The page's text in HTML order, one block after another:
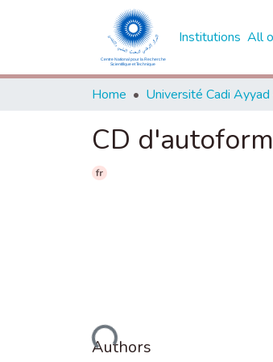
Institutions All
Home
CD
fr
Loading...
Authors